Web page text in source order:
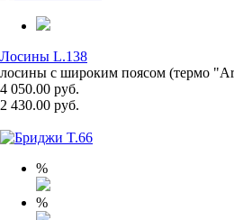
Лосины L.138
лосины с широким поясом (термо
4 050.00 руб.
2 430.00 руб.
%
%